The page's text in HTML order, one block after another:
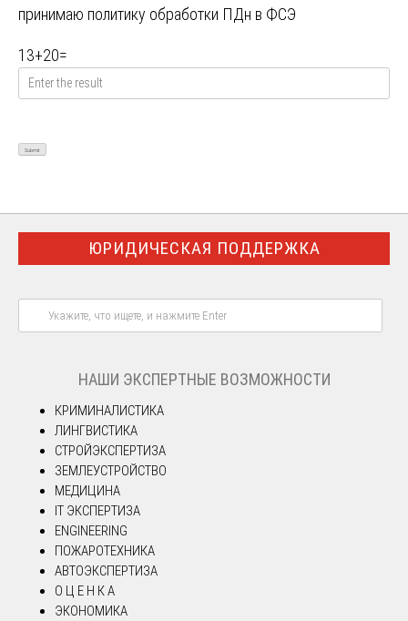
принимаю политику обработки ПДн в ФСЭ
13+20=
ЮРИДИЧЕСКАЯ ПОДДЕРЖКА
НАШИ ЭКСПЕРТНЫЕ ВОЗМОЖНОСТИ
КРИМИНАЛИСТИКА
ЛИНГВИСТИКА
СТРОЙЭКСПЕРТИЗА
ЗЕМЛЕУСТРОЙСТВО
МЕДИЦИНА
IT ЭКСПЕРТИЗА
ENGINEERING
ПОЖАРОТЕХНИКА
АВТОЭКСПЕРТИЗА
О Ц Е Н К А
ЭКОНОМИКА